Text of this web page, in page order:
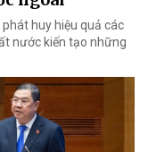
huy hiệu quả các
nước kiến tạo những